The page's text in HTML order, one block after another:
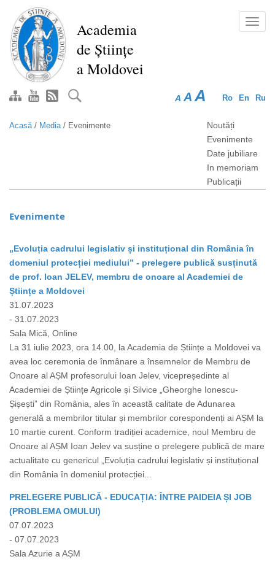
conţinutul
principal
Academia
de Științe
a Moldovei
Ro En Ru
A A A
Acasă/ Media/ Evenimente
Noutăți
Evenimente
Date jubiliare
In memoriam
Publicații
Evenimente
„Evoluția cadrului legislativ și instituțional din România în
domeniul protecției mediului” - prelegere publică susținută
de prof. Ioan JELEV, membru de onoare al Academiei de
Științe a Moldovei
31.07.2023
- 31.07.2023
Sala Mică, Online
La 31 iulie 2023, ora 14.00, la Academia de Științe a Moldovei va
avea loc ceremonia de înmânare a însemnelor de Membru de
Onoare al AȘM profesorului Ioan Jelev, vicepreședinte al
Academiei de Științe Agricole și Silvice „Gheorghe Ionescu-
Șișești” din România, ales în această calitate de Adunarea
generală a membrilor titular și membrilor corespondenți ai AȘM la
10 martie curent. Conform tradiției academice, noul Membru de
Onoare al AȘM Ioan Jelev va susține o prelegere publică de mare
actualitate cu genericul „Evoluția cadrului legislativ și instituțional
din România în domeniul protecției...
PRELEGERE PUBLICĂ - EDUCAȚIA: ÎNTRE PAIDEIA ȘI JOB
(PROBLEMA OMULUI)
07.07.2023
- 07.07.2023
Sala Azurie a AȘM